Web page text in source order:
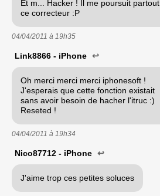
Et m... Hacker ! Il me poursuit partout
ce correcteur :P
04/04/2011 à 19h35
Link8866 - iPhone ↩
Oh merci merci merci iphonesoft !
J'esperais que cette fonction existait
sans avoir besoin de hacher l'itruc :)
Reseted !
04/04/2011 à 19h34
Nico87712 - iPhone ↩
J'aime trop ces petites soluces